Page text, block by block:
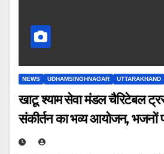
NEWS UDHAMSINGHNAGAR UTTARAKHAND
खाटू श्याम सेवा मंडल चैरिटेबल
संकीर्तन का भव्य आयोजन, भजनों